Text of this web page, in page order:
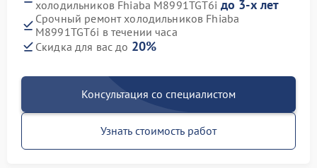
холодильников Fhiaba M8991TGT6i до 3-х лет
Срочный ремонт холодильников Fhiaba
M8991TGT6i в течении часа
Скидка для вас до 20%
Консультация со специалистом
Узнать стоимость работ